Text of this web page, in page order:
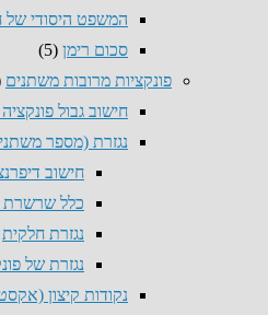
המשפט היסודי של
סכום רימן (5)
פונקציות מרובות משתנים
חישוב גבול
נגזרת (מספר
חישוב
כלל שרשרת
נגזרת חלקית
נגזרת של
נקודות קיצון